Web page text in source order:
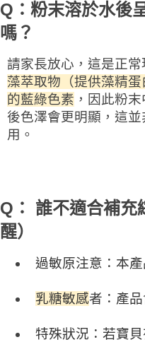
Q：粉末溶於水後
嗎？
請家長放心，這是正
藻萃取物（提供藻精
的藍綠色素 ，因此粉
後色澤會更明顯，這
用。
Q： 誰不適合補充
醒）
過敏原注意：本
乳糖敏感者：產
特殊狀況：若寶